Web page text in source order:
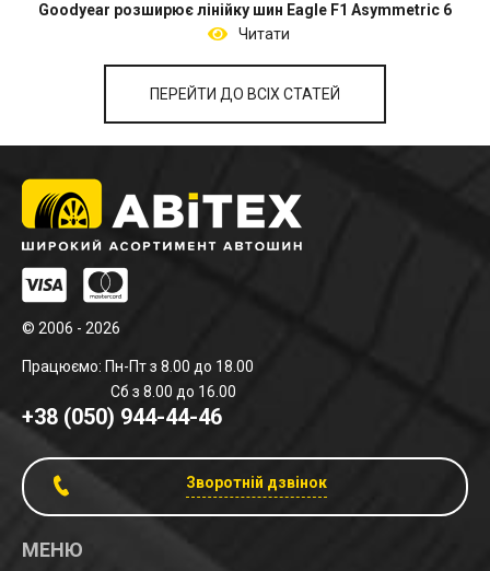
Goodyear розширює лінійку шин Eagle F1 Asymmetric 6
Читати
ПЕРЕЙТИ ДО ВСІХ СТАТЕЙ
© 2006 - 2026
Працюємо: Пн-Пт з 8.00 до 18.00
Сб з 8.00 до 16.00
+38 (050) 944-44-46
Зворотній дзвінок
МЕНЮ